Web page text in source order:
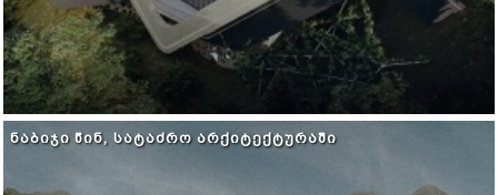
ᲜᲐᲑᲘᲯᲘ ᲬᲘᲜ, ᲡᲐᲢᲐᲫᲠᲝ ᲐᲠᲥᲘᲢᲔᲥᲢᲣᲠᲐᲨᲘ